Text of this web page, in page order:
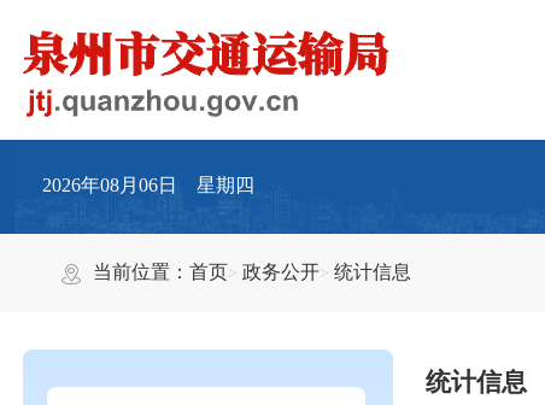
2026年08月06日 星期四
当前位置：首页 政务公开 统计信息
统计信息